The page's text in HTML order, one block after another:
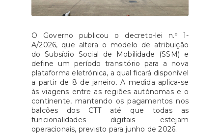
O Governo publicou o decreto-lei n.º 1-
A/2026, que altera o modelo de atribuição
do Subsídio Social de Mobilidade (SSM) e
define um período transitório para a nova
plataforma eletrónica, a qual ficará disponível
a partir de 8 de janeiro. A medida aplica-se
às viagens entre as regiões autónomas e o
continente, mantendo os pagamentos nos
balcões dos CTT até que todas as
funcionalidades digitais estejam
operacionais, previsto para junho de 2026.